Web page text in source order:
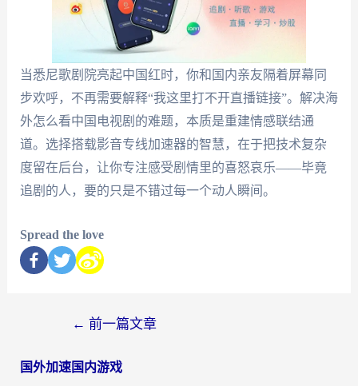
当悉尼歌剧院亮起中国红时，你和国内亲友隔着屏幕同
步欢呼，不再需要解释“我这里打不开直播链接”。解决海
外怎么看中国电视剧的难题，本质是重建情感联结通
道。选择搭载影音专线加速器的智慧，在于把技术复杂
度留在后台，让你专注感受剧情里的喜怒哀乐——毕竟
追剧的人，要的只是不错过每一个动人瞬间。
Spread the love
← 前一篇文章
国外加速国内游戏